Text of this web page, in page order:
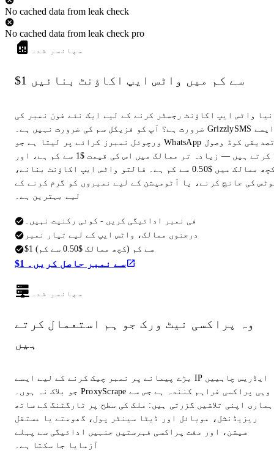
No cached data from leak check
No cached data from leak check pro
سپانسر شدہ
$1 سے کم میں واٹس ایپ اکاؤنٹ بنائیں
نیا واٹس ایپ اکاؤنٹ رجسٹر کرنے کے لیے ایک نئے فون نمبر کی
ضرورت ہے؟ آپ کو فزیکل سم کی ضرورت نہیں ہے۔ GrizzlySMS ایسے
ورچوئل نمبرز کرائے پر لیتا ہے جو WhatsApp تصدیقی کوڈ وصول
کرتے ہیں — زیادہ تر ممالک میں اس کی قیمت $1 سے کم ہے، اور
کچھ ممالک میں $0.50 سے کم ہے۔ فالتو واٹس ایپ اکاؤنٹ بنانے،
کی جانچ کرنے، یا آٹومیشن کے لیے نمبروں کو گرم کرنے کے
لیے بہترین ہے۔
فی نمبر ادائیگی کریں - کوئی رکنیت نہیں۔
درجنوں ممالک، واٹس ایپ کے لیے تیار نمبر
$1 سے کم (کچھ ممالک $0.50 سے کم)
$1 سے نمبر حاصل کریں۔
سپانسر شدہ
وہ پراکسی نیٹ ورک جو ہم استعمال کرتے
ہیں
بڑے پیمانے پر نمبر چیک کرنے کے لیے ایسے IP ایڈریس چاہییں
جو بلاک نہ ہوں۔ ProxyScrape وہی پراکسی فراہم کنندہ ہے جس سے
ہماری اپنی تلاشیں گزرتی ہیں: ملک کی سطح پر ٹارگٹنگ کے ساتھ
ریزیڈنشل، موبائل اور ڈیٹا سینٹر پول، گھومتے یا مستقل
سیشن، اور مفت پراکسی فہرستیں جنہیں ادائیگی سے پہلے
آزمایا جا سکتا ہے۔